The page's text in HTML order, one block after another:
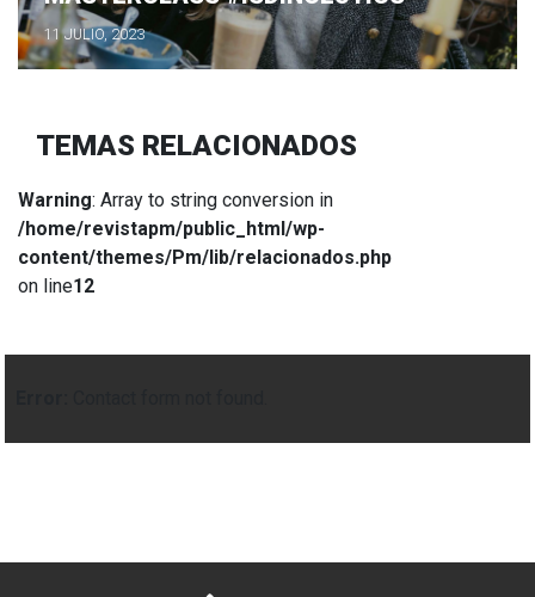
11 JULIO, 2023
TEMAS RELACIONADOS
Warning: Array to string conversion in
/home/revistapm/public_html/wp-
content/themes/Pm/lib/relacionados.php
on line12